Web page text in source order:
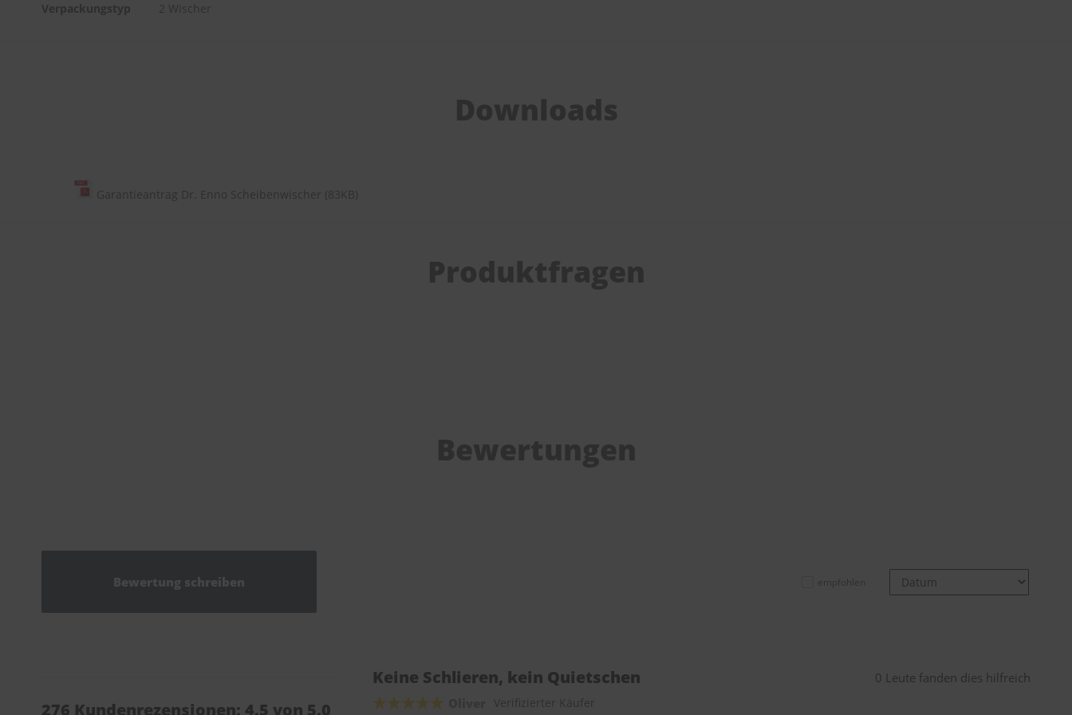
Verpackungstyp
2 Wischer
Downloads
Garantieantrag Dr. Enno Scheibenwischer (83KB)
Produktfragen
Bewertungen
Bewertung schreiben
276 Kundenrezensionen: 4.5 von 5.0
Keine Schlieren, kein Quietschen
0 Leute fanden dies hilfreich
Verifizierter Käufer